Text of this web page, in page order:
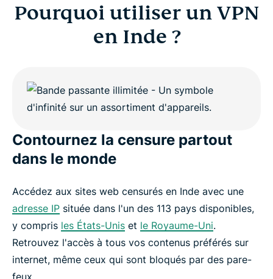
Pourquoi utiliser un VPN
en Inde ?
Contournez la censure partout
dans le monde
Accédez aux sites web censurés en Inde avec une
adresse IP située dans l'un des 113 pays disponibles,
y compris les États-Unis et le Royaume-Uni.
Retrouvez l'accès à tous vos contenus préférés sur
internet, même ceux qui sont bloqués par des pare-
feux.